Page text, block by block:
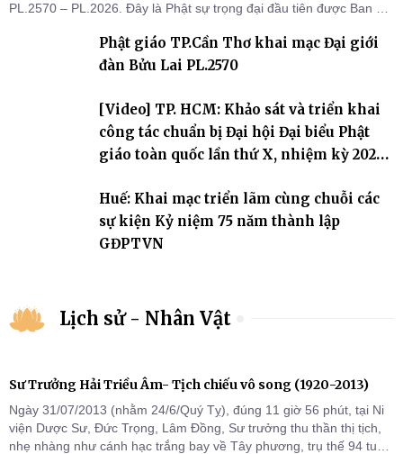
PL.2570 – PL.2026. Đây là Phật sự trọng đại đầu tiên được Ban Trị
thứ I, thể hiện sự quan tâm đối với công tác truyền giới, đào tạo
Tăng tài và tiếp nối mạng mạch Tăng-g
Phật giáo TP.Cần Thơ khai mạc Đại giới
đàn Bửu Lai PL.2570
[Video] TP. HCM: Khảo sát và triển khai
công tác chuẩn bị Đại hội Đại biểu Phật
giáo toàn quốc lần thứ X, nhiệm kỳ 2026-
Huế: Khai mạc triển lãm cùng chuỗi các
sự kiện Kỷ niệm 75 năm thành lập
GĐPTVN
Lịch sử - Nhân Vật
Sư Trưởng Hải Triều Âm- Tịch chiếu vô song (1920-2013)
Ngày 31/07/2013 (nhằm 24/6/Quý Tỵ), đúng 11 giờ 56 phút, tại Ni
viện Dược Sư, Đức Trọng, Lâm Đồng, Sư trưởng thu thần thị tịch,
nhẹ nhàng như cánh hạc trắng bay về Tây phương, trụ thế 94 tuổi